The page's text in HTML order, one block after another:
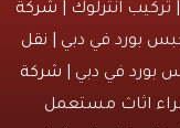
انترلوك |شركة
في دبي |نقل
في دبي |شركة
مستعمل